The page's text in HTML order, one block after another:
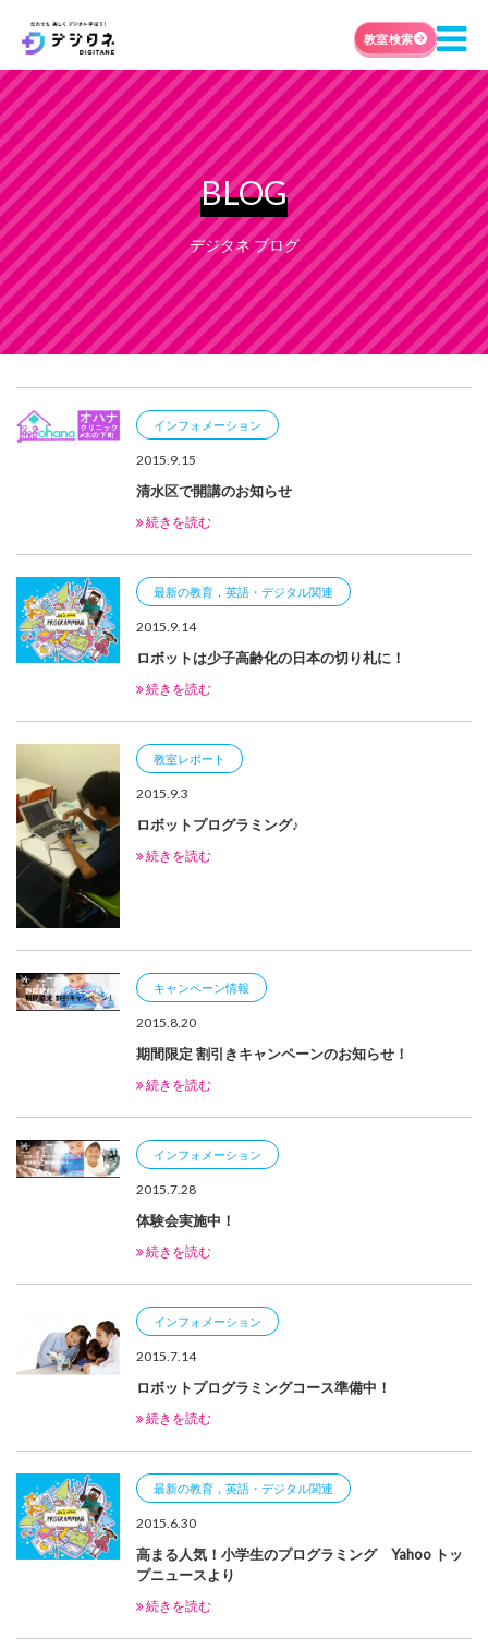
教室検索
BLOG
デジタネ ブログ
インフォメーション
2015.9.15
清水区で開講のお知らせ
続きを読む
最新の教育，英語・デジタル関連
2015.9.14
ロボットは少子高齢化の日本の切り札に！
続きを読む
教室レポート
2015.9.3
ロボットプログラミング♪
続きを読む
キャンペーン情報
2015.8.20
期間限定 割引きキャンペーンのお知らせ！
続きを読む
インフォメーション
2015.7.28
体験会実施中！
続きを読む
インフォメーション
2015.7.14
ロボットプログラミングコース準備中！
続きを読む
最新の教育，英語・デジタル関連
2015.6.30
高まる人気！小学生のプログラミング Yahoo トッ
プニュースより
続きを読む